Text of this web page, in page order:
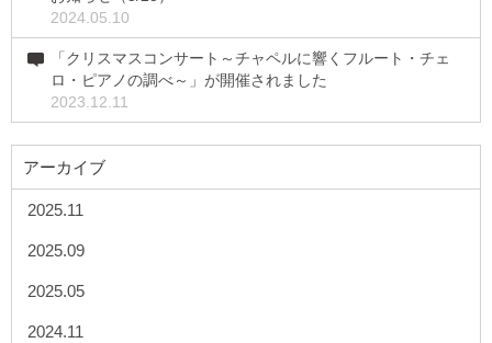
2024.05.10
「クリスマスコンサート～チャペルに響くフルート・チェ
ロ・ピアノの調べ～」が開催されました
2023.12.11
アーカイブ
2025.11
2025.09
2025.05
2024.11